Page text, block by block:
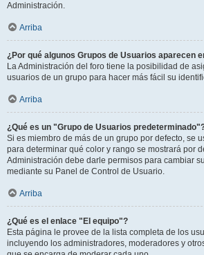
Administración.
Arriba
¿Por qué algunos Grupos de Usuarios aparecen
La Administración del foro tiene la posibilidad de
usuarios de un grupo para hacer más fácil su
Arriba
¿Qué es un "Grupo de Usuarios
Si es miembro de más de un grupo por defecto, se
para determinar qué color y rango se mostrará por
Administración debe darle permisos para cambiar
mediante su Panel de Control de Usuario.
Arriba
¿Qué es el enlace "El equipo"?
Esta página le provee de la lista completa de los
incluyendo los administradores, moderadores y